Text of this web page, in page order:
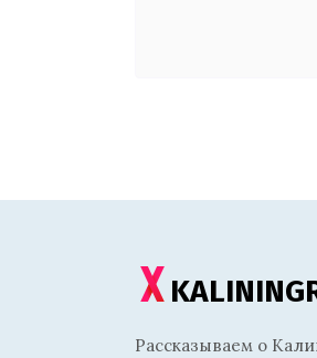
Рассказываем о